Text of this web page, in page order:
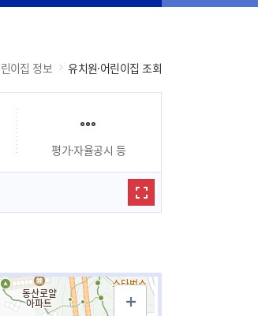
이집 정보 유치원·어린이집 조회
평가·자율공시 등